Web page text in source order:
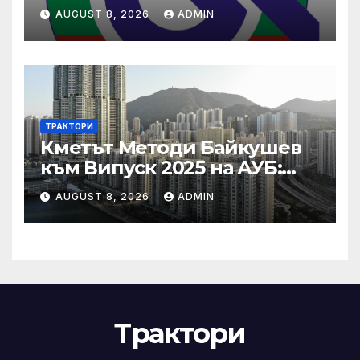
(НЗОК)
AUGUST 8, 2026 ADMIN
ТРАКТОРИ
Кметът Методи Байкушев
към Випуск 2025 на АУБ:
“Помнете Благоевград и се
връщайте тук!”
AUGUST 8, 2026 ADMIN
Трактори